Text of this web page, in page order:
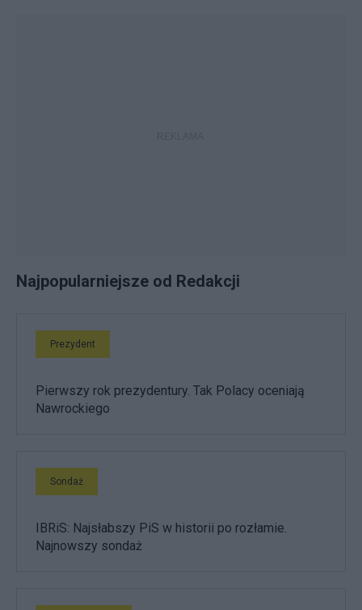
Najpopularniejsze od Redakcji
Prezydent
Pierwszy rok prezydentury. Tak Polacy oceniają
Nawrockiego
Sondaż
IBRiS: Najsłabszy PiS w historii po rozłamie.
Najnowszy sondaż